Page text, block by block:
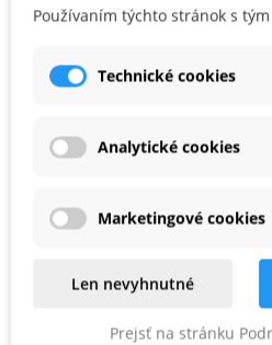
pre CT 26
použiteľné iba na odsávanie
nie je vhodné na jemný prach
, v kartónovom obale
PODOBNÉ
Používaním týchto stránok s
Technické cookies
Analytické cookies
Marketingové cookies
Len nevyhnutné
Prejsť na stránku